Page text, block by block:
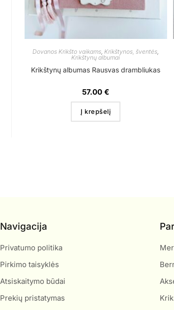
Dovanos Krikšto vaikams Krikštynos, šventės
Krikštynų albumai
Krikštynų albumas Rausvas drambliukas
57.00€
Į krepšelį
Navigacija
Privatumo politika
Pirkimo taisyklės
Atsiskaitymo būdai
Prekių pristatymas